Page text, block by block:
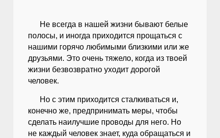
Не всегда в нашей жизни бывают белые
полосы, и иногда приходится прощаться с
нашими горячо любимыми близкими или же
друзьями. Это очень тяжело, когда из твоей
жизни безвозвратно уходит дорогой
человек.
Но с этим приходится сталкиваться и,
конечно же, предпринимать меры, чтобы
сделать наилучшие проводы для него. Но
не каждый человек знает, куда обращаться и